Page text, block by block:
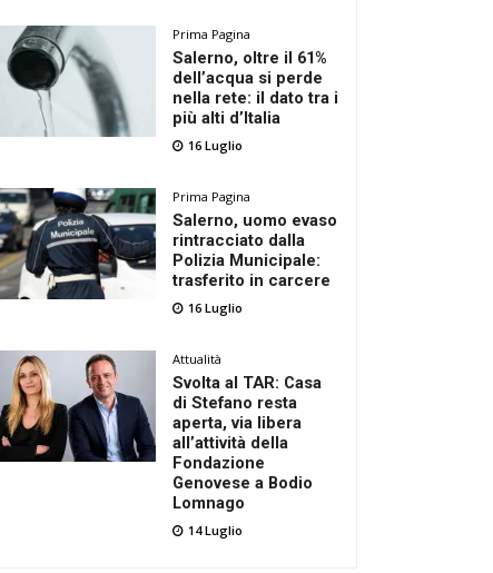
Prima Pagina
Salerno, oltre il 61%
dell’acqua si perde
nella rete: il dato tra i
più alti d’Italia
16 Luglio
Prima Pagina
Salerno, uomo evaso
rintracciato dalla
Polizia Municipale:
trasferito in carcere
16 Luglio
Attualità
Svolta al TAR: Casa
di Stefano resta
aperta, via libera
all’attività della
Fondazione
Genovese a Bodio
Lomnago
14 Luglio